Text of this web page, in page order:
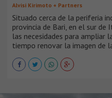
Alvisi Kirimoto + Partners
Situado cerca de la periferia
provincia de Bari, en el sur de
las necesidades para ampliar
tiempo renovar la imagen de